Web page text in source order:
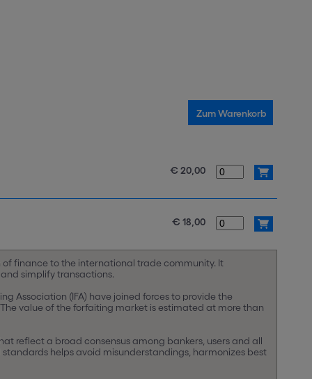
€ 20,00
€ 18,00
finance to the international trade community. It
simplify transactions.
Association (IFA) have joined forces to provide the
value of the forfaiting market is estimated at more than
reflect a broad consensus among bankers, users and all
helps avoid misunderstandings, harmonizes best